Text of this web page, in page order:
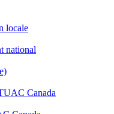
locale
national
Canada